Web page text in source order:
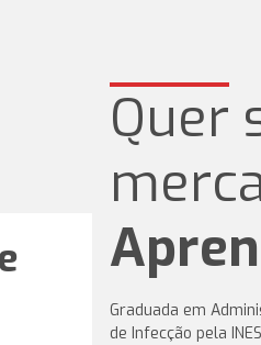
Quer
Graduada em
de Infecção pela